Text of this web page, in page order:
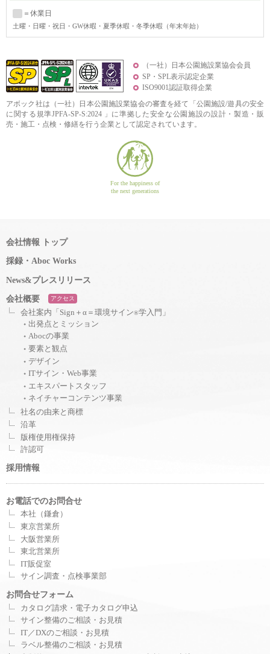
＝休業日
土曜・日曜・祝日・GW休暇・夏季休暇・冬季休暇（年末年始）
（一社）日本公園施設業協会会員
SP・SPL表示認定企業
ISO9001認証取得企業
アボック社は（一社）日本公園施設業協会の審査を経て「公園施設/遊具の安全
に関する規準JPFA-SP-S:2024 」に準拠した安全な公園施設の設計・製造・販
売・施工・点検・修繕を行う企業として認定されています。
For the happiness of
the next generations
会社情報 トップ
採録・Aboc Works
News&プレスリリース
会社概要
アクセス
会社案内「Sign＋α＝環境サイン®学入門」
出発点とミッション
Abocの事業
要素と観点
デザイン
ITサイン・Web事業
エキスパートスタッフ
ネイチャーコンテンツ事業
社名の由来と商標
沿革
版権使用権保持
許認可
採用情報
お電話でのお問合せ
本社（鎌倉）
東京営業所
大阪営業所
東北営業所
IT販促室
サイン調査・点検事業部
お問合せフォーム
カタログ請求・電子カタログ申込
サイン整備のご相談・お見積
IT／DXのご相談・お見積
ラベル整備のご相談・お見積